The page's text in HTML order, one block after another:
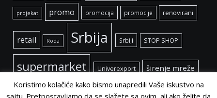
projekat promo promocija promocije renovirani
retail Roda Srbija Srbiji STOP SHOP
supermarket Univerexport
širenje mreže
Koristimo kolačiće kako bismo unapredili Vaše iskustvo na